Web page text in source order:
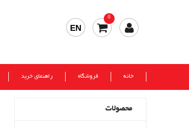
0
EN
خانه فروشگاه راهنمای خرید
محصولات